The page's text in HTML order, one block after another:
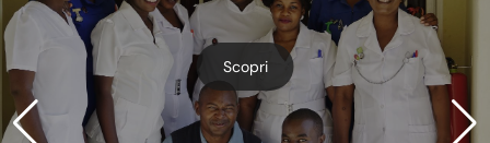
Scopri